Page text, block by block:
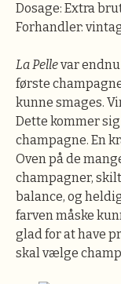
Dosage: Extra
Forhandler:
La Pellevar
første
kunne smages.
Dette kommer
champagne. En
Oven på de
champagner,
balance, og
farven måske
glad for at have
skal vælge